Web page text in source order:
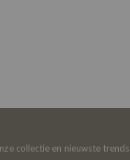
collectie en nieuwste trends